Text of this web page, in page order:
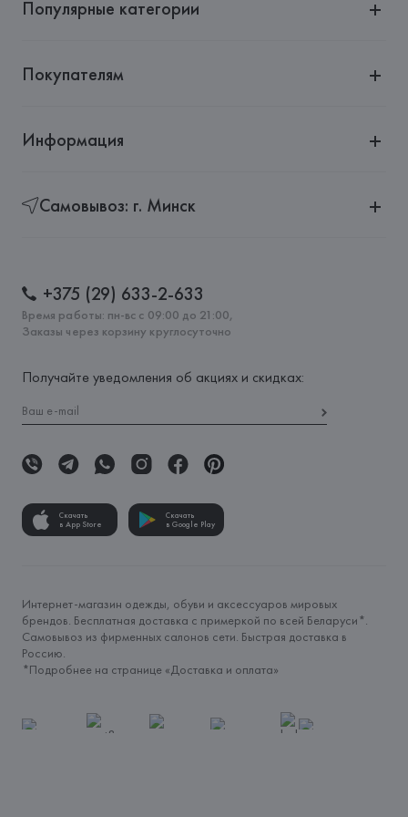
Популярные категории
Покупателям
Информация
Самовывоз: г. Минск
+375 (29) 633-2-633
Время работы: пн-вс с 09:00 до 21:00,
Заказы через корзину круглосуточно
Получайте уведомления об акциях и скидках:
Скачать
в App Store
Скачать
в Google Play
Интернет-магазин одежды, обуви и аксессуаров мировых
брендов. Бесплатная доставка с примеркой по всей Беларуси*.
Самовывоз из фирменных салонов сети. Быстрая доставка в
Россию.
*Подробнее на странице «Доставка и оплата»